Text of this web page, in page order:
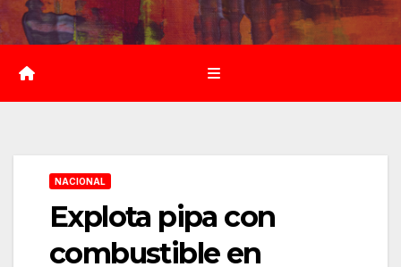
Saltar
al
contenido
NACIONAL
Explota pipa con
combustible en